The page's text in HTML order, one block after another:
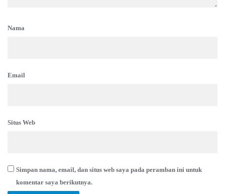
Nama
Email
Situs Web
Simpan nama, email, dan situs web saya pada peramban ini untuk
komentar saya berikutnya.